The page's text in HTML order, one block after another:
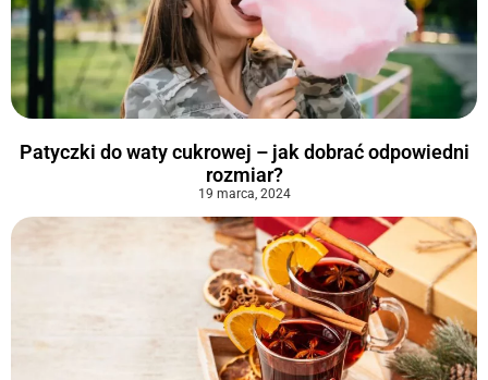
Patyczki do waty cukrowej – jak dobrać odpowiedni
rozmiar?
19 marca, 2024